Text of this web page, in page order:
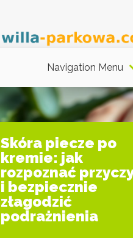
Navigation Menu
Skóra piecze po
kremie: jak
rozpoznać
i bezpiecznie
złagodzić
podrażnienia